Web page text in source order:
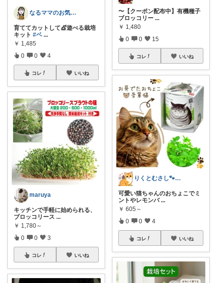
なるママのお気に入りROOM🌙✴︎.°
育ててカットして💇遊べる栽培
キット #ベ ...
￥ 1,485
0 0 4
コレ いいね
maruya
キッチンで手軽に始められる、
ブロッコリース ...
￥ 1,780～
0 0 3
コレ いいね
〜【クーポン配布中】有機種子
ブロッコリー ...
￥ 1,480
0 0 15
コレ いいね
りくとむさし🐾気になる雑貨を紹介🐈️
可愛い猫ちゃんのおちょこでミ
ントやレモンバ ...
￥ 605～
0 0 4
コレ いいね